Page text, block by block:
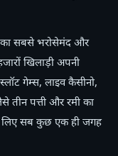
का सबसे भरोसेमंद और
खिलाड़ी अपनी
गेम्स, लाइव कैसीनो,
तीन पत्ती और रमी का
सब कुछ एक ही जगह